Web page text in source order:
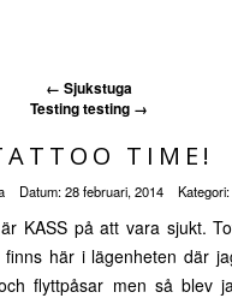
← Sjukstuga
Testing testing →
TIME!
Datum:28 februari, 2014 Kategori:
KASS på att vara sjukt.
finns här i lägenheten där
flyttpåsar men så blev